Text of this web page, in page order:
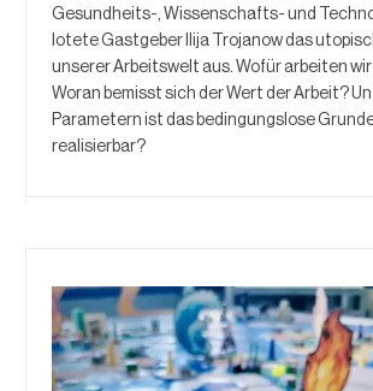
Gesundheits-, Wissenschafts- und
lotete Gastgeber Ilija Trojanow das
unserer Arbeitswelt aus. Wofür arbeiten
Woran bemisst sich der Wert der Arbeit?
Parametern ist das bedingungslose
realisierbar?